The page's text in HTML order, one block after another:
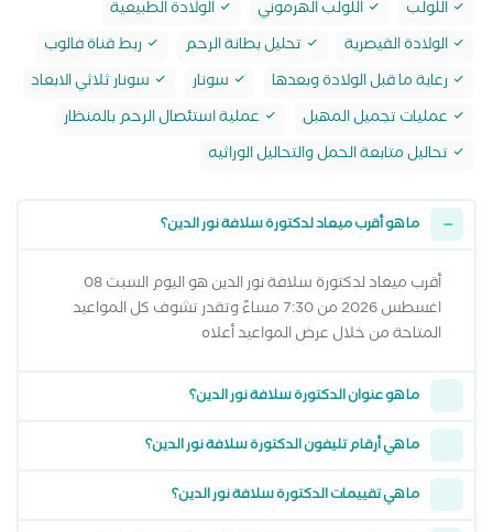
اللولب
اللولب الهرموني
الولادة الطبيعية
الولادة القيصرية
تحليل بطانة الرحم
ربط قناة فالوب
رعاية ما قبل الولادة وبعدها
سونار
سونار ثلاثي الابعاد
عمليات تجميل المهبل
عملية استئصال الرحم بالمنظار
تحاليل متابعة الحمل والتحاليل الوراثيه
ما هو أقرب ميعاد لدكتورة سلافة نور الدين؟
أقرب ميعاد لدكتورة سلافة نور الدين هو اليوم السبت 08
اغسطس 2026 من 7:30 مساءً وتقدر تشوف كل المواعيد
المتاحة من خلال عرض المواعيد أعلاه
ما هو عنوان الدكتورة سلافة نور الدين؟
ما هي أرقام تليفون الدكتورة سلافة نور الدين؟
ما هي تقييمات الدكتورة سلافة نور الدين؟